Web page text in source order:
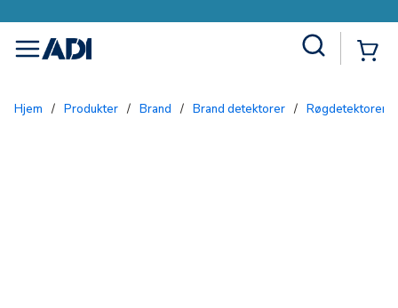
menu
Hjem / Produkter / Brand / Brand detektorer / Røgdetektorer